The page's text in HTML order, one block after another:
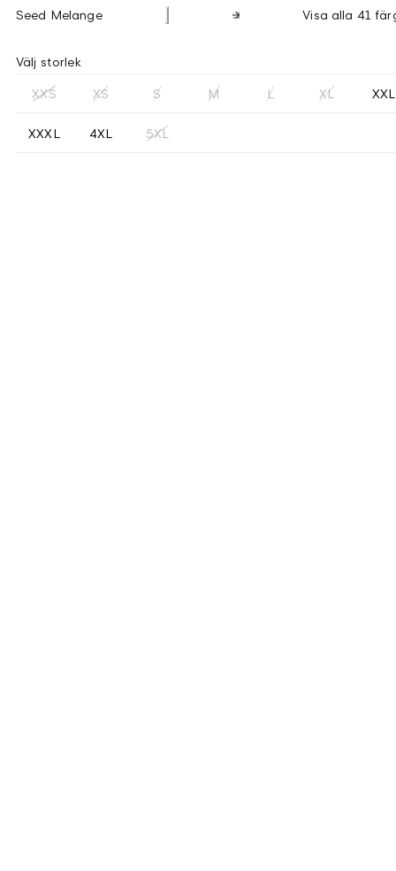
Seed Melange Visa alla 41
Välj storlek
XXS XS S M L XL XXL
XXXL 4XL 5XL